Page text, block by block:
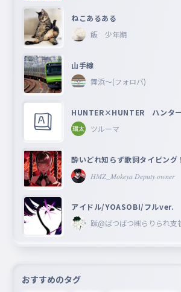
ねこあるある
飯 少年期
山手線
舞浜〜(フォロバ)
HUNTER×HUNTER ハンタ
ツルーマ
酔いどれ知らず歌詞タイピング！
𝐻𝑀𝑍_𝑀𝑜𝑘𝑒𝑦𝑎 𝐷𝑒𝑝𝑢𝑡𝑦 𝑜𝑤𝑛𝑒𝑟
アイドル/YOASOBI/フルver.
跋@ばつばつ㈱らりられ支
おすすめのタグ